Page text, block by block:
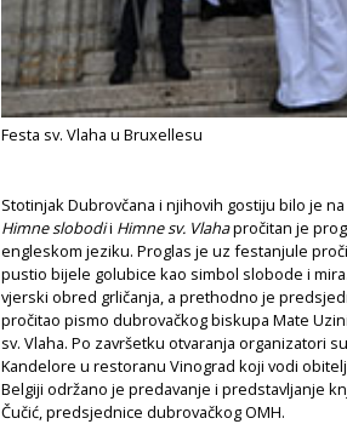
Festa sv. Vlaha u Bruxellesu
Stotinjak Dubrovčana i njihovih gostiju bilo je
Himne slobodii Himne sv. Vlahapročitan je
engleskom jeziku. Proglas je uz festanjule
pustio bijele golubice kao simbol slobode i
vjerski obred grličanja, a prethodno je
pročitao pismo dubrovačkog biskupa Mate
sv. Vlaha. Po završetku otvaranja organizatori
Kandelore u restoranu Vinograd koji vodi
Belgiji održano je predavanje i predstavljanje
Čučić, predsjednice dubrovačkog OMH.